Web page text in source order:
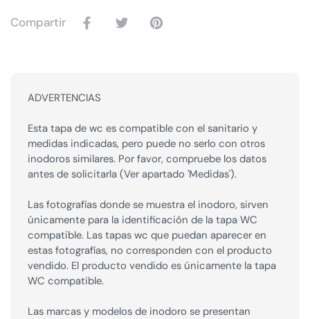
Compartir
ADVERTENCIAS
Esta tapa de wc es compatible con el sanitario y
medidas indicadas, pero puede no serlo con otros
inodoros similares. Por favor, compruebe los datos
antes de solicitarla (Ver apartado 'Medidas').
Las fotografías donde se muestra el inodoro, sirven
únicamente para la identificación de la tapa WC
compatible. Las tapas wc que puedan aparecer en
estas fotografías, no corresponden con el producto
vendido. El producto vendido es únicamente la tapa
WC compatible.
Las marcas y modelos de inodoro se presentan